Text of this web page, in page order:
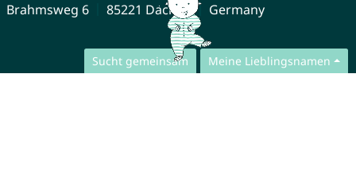
Sucht gemeinsam Meine Lieblingsnamen
Brahmsweg 6
85221 Dachau Germany